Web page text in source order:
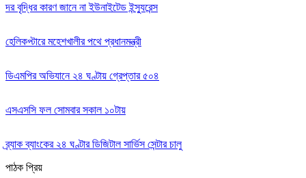
দর বৃদ্ধির কারণ জানে না ইউনাইটেড ইন্স্যুরেন্স
হেলিকপ্টারে মহেশখালীর পথে প্রধানমন্ত্রী
ডিএমপির অভিযানে ২৪ ঘণ্টায় গ্রেপ্তার ৫০৪
এসএসসি ফল সোমবার সকাল ১০টায়
ব্র্যাক ব্যাংকের ২৪ ঘণ্টার ডিজিটাল সার্ভিস সেন্টার চালু
পাঠক প্রিয়